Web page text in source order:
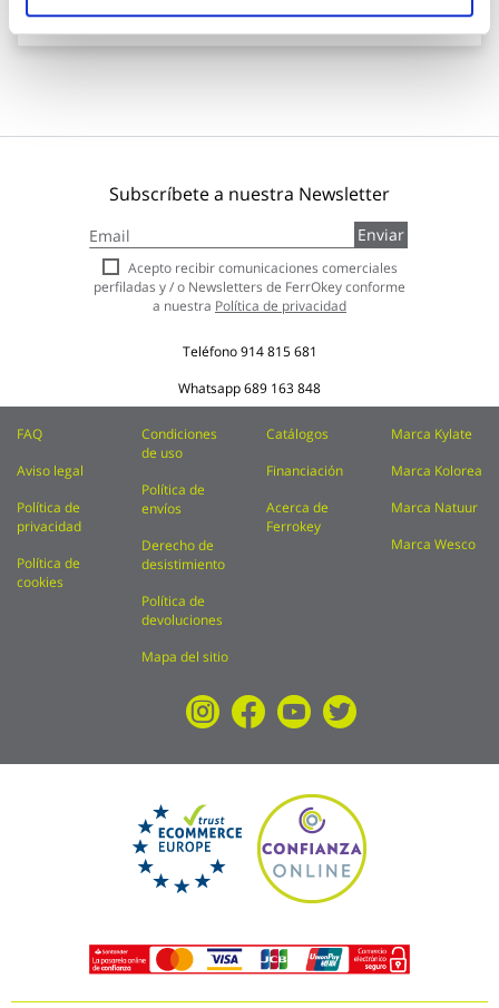
Subscríbete a nuestra Newsletter
a
nuestro
boletín
de
Enviar
Acepto recibir comunicaciones comerciales
perfiladas y / o Newsletters de FerrOkey conforme
a nuestra Política de privacidad
Teléfono914 815 681
Whatsapp689 163 848
FAQ
Aviso legal
Política de
privacidad
Política de
cookies
Condiciones
de uso
Política de
envíos
Derecho de
desistimiento
Política de
devoluciones
Mapa del sitio
Catálogos
Financiación
Acerca de
Ferrokey
Marca Kylate
Marca Kolorea
Marca Natuur
Marca Wesco